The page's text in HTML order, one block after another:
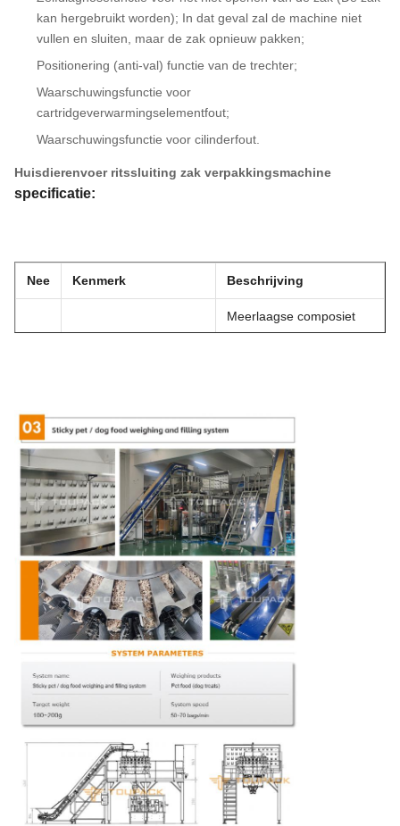
kan hergebruikt worden); In dat geval zal de machine niet
vullen en sluiten, maar de zak opnieuw pakken;
Positionering (anti-val) functie van de trechter;
Waarschuwingsfunctie voor
cartridgeverwarmingselementfout;
Waarschuwingsfunctie voor cilinderfout.
Huisdierenvoer ritssluiting zak verpakkingsmachine
specificatie:
Nee Kenmerk Beschrijving
1 Zakmateriaal
Meerlaagse composiet
Voorgevormde Zak, bijv.:
2 Zaktype
platte bodem zak
3 Afmetingen
80mm≤B≤300mm
100mm≤L≤430mm
4 Snelheid 0-15 zakken/min
Sealtype
Rechte korrel, pitch is
1mm (Optioneel
netvormig)
Sealbreedte
worden aangepast)
1.2KW
Luchtdruk 0.65Mpa
9 Luchtverbruik
0.3m³/min (Standaard
machine, geen extra